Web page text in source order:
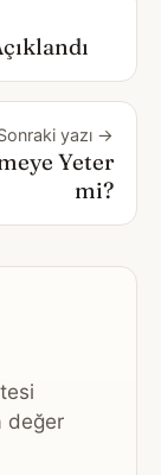
yazı →
Yeter
mi?
değer